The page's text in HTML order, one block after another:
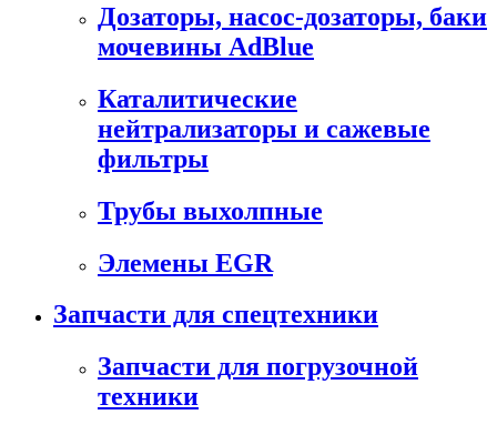
Дозаторы, насос-дозаторы, баки
мочевины AdBlue
Каталитические
нейтрализаторы и сажевые
фильтры
Трубы выхолпные
Элемены EGR
Запчасти для спецтехники
Запчасти для погрузочной
техники